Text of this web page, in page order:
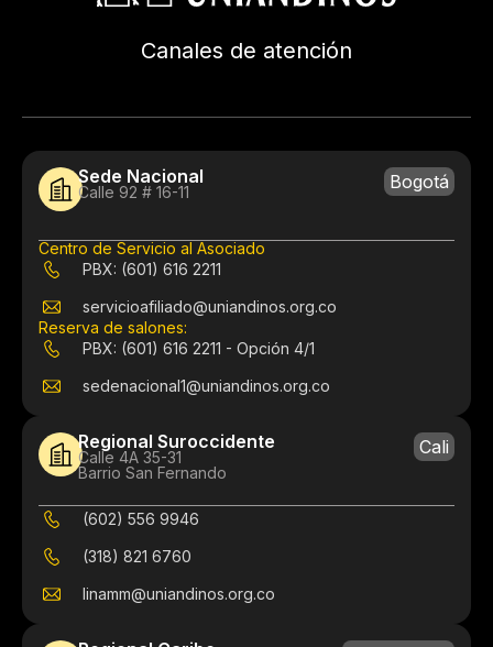
Canales de atención
Sede Nacional
Calle 92 # 16-11 Bogotá
Centro de Servicio al Asociado
PBX: (601) 616 2211
servicioafiliado@uniandinos.org.co
Reserva de salones:
PBX: (601) 616 2211 - Opción 4/1
sedenacional1@uniandinos.org.co
Regional Suroccidente
Calle 4A 35-31
Barrio San Fernando
Cali
(602) 556 9946
(318) 821 6760
linamm@uniandinos.org.co